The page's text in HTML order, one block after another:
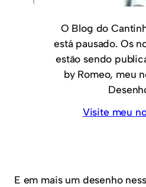
O Blog do
está pausado. Os
estão sendo
by Romeo, meu
Visite meu
E em mais um desenho